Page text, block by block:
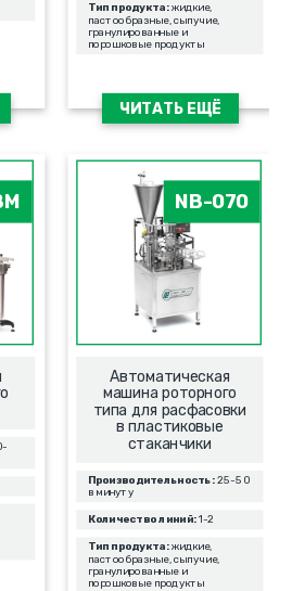
Тип продукта:жидкие,
пастообразные, сыпучие,
гранулированные и
порошковые продукты
ЧИТАТЬ ЕЩЁ
NB-070
Автоматическая
машина роторного
типа для расфасовки
в пластиковые
стаканчики
Производительность:25-50
в минуту
Количество линий:1-2
Тип продукта:жидкие,
пастообразные, сыпучие,
гранулированные и
порошковые продукты